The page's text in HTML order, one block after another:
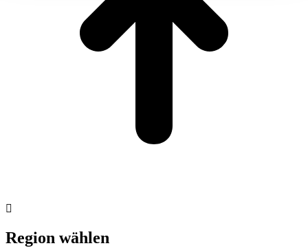
Region wählen